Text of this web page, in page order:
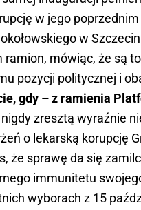
w jego
w
mówiąc, że są
pozycji politycznej i
gdy – z ramienia
nigdy zresztą wyraźnie
o lekarską korupcję
że sprawę da się
immunitetu
wyborach z 15